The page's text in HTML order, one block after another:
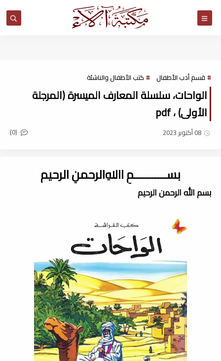
قسم أدب الأطفال كتب الأطفال والناشئة
الواحات، سلسلة المعارف الميسرة (المرجلة
الأولى) ، pdf
08 أكتوبر 2023 (0)
بســـــــــــمِ اﷲِالرحمنِ الرحيم
بسم الله الرحمن الرحيم